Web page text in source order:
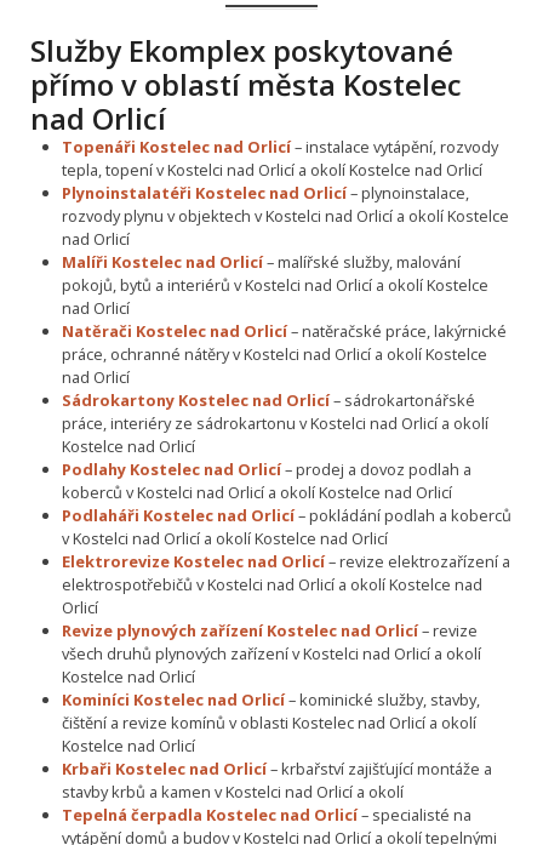
Služby Ekomplex poskytované
přímo v oblastí města Kostelec
nad Orlicí
Topenáři Kostelec nad Orlicí– instalace vytápění, rozvody
tepla, topení v Kostelci nad Orlicí a okolí Kostelce nad Orlicí
Plynoinstalatéři Kostelec nad Orlicí– plynoinstalace,
rozvody plynu v objektech v Kostelci nad Orlicí a okolí Kostelce
nad Orlicí
Malíři Kostelec nad Orlicí– malířské služby, malování
pokojů, bytů a interiérů v Kostelci nad Orlicí a okolí Kostelce
nad Orlicí
Natěrači Kostelec nad Orlicí– natěračské práce, lakýrnické
práce, ochranné nátěry v Kostelci nad Orlicí a okolí Kostelce
nad Orlicí
Sádrokartony Kostelec nad Orlicí– sádrokartonářské
práce, interiéry ze sádrokartonu v Kostelci nad Orlicí a okolí
Kostelce nad Orlicí
Podlahy Kostelec nad Orlicí– prodej a dovoz podlah a
koberců v Kostelci nad Orlicí a okolí Kostelce nad Orlicí
Podlaháři Kostelec nad Orlicí– pokládání podlah a koberců
v Kostelci nad Orlicí a okolí Kostelce nad Orlicí
Elektrorevize Kostelec nad Orlicí– revize elektrozařízení a
elektrospotřebičů v Kostelci nad Orlicí a okolí Kostelce nad
Orlicí
Revize plynových zařízení Kostelec nad Orlicí– revize
všech druhů plynových zařízení v Kostelci nad Orlicí a okolí
Kostelce nad Orlicí
Kominíci Kostelec nad Orlicí– kominické služby, stavby,
čištění a revize komínů v oblasti Kostelec nad Orlicí a okolí
Kostelce nad Orlicí
Krbaři Kostelec nad Orlicí– krbařství zajišťující montáže a
stavby krbů a kamen v Kostelci nad Orlicí a okolí
Tepelná čerpadla Kostelec nad Orlicí– specialisté na
vytápění domů a budov v Kostelci nad Orlicí a okolí tepelnými